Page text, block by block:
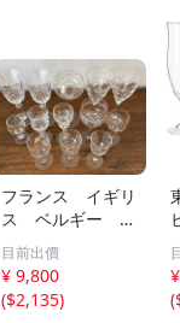
フランス イギリ
ス ベルギー グ
ラス ヴィンテー
ジ 13点セット ま
とめ売り ショッ
トグラス リキュ
目前出價
¥ 9,800
($2,135)
(